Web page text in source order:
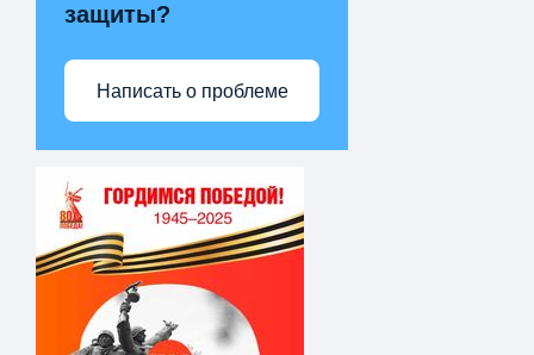
защиты?
Написать о проблеме